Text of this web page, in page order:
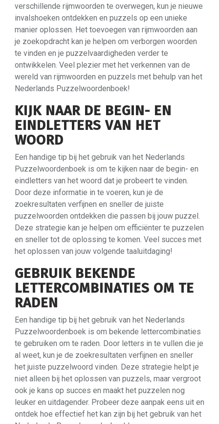
verschillende rijmwoorden te overwegen, kun je nieuwe
invalshoeken ontdekken en puzzels op een unieke
manier oplossen. Het toevoegen van rijmwoorden aan
je zoekopdracht kan je helpen om verborgen woorden
te vinden en je puzzelvaardigheden verder te
ontwikkelen. Veel plezier met het verkennen van de
wereld van rijmwoorden en puzzels met behulp van het
Nederlands Puzzelwoordenboek!
KIJK NAAR DE BEGIN- EN
EINDLETTERS VAN HET
WOORD
Een handige tip bij het gebruik van het Nederlands
Puzzelwoordenboek is om te kijken naar de begin- en
eindletters van het woord dat je probeert te vinden.
Door deze informatie in te voeren, kun je de
zoekresultaten verfijnen en sneller de juiste
puzzelwoorden ontdekken die passen bij jouw puzzel.
Deze strategie kan je helpen om efficiënter te puzzelen
en sneller tot de oplossing te komen. Veel succes met
het oplossen van jouw volgende taaluitdaging!
GEBRUIK BEKENDE
LETTERCOMBINATIES OM TE
RADEN
Een handige tip bij het gebruik van het Nederlands
Puzzelwoordenboek is om bekende lettercombinaties
te gebruiken om te raden. Door letters in te vullen die je
al weet, kun je de zoekresultaten verfijnen en sneller
het juiste puzzelwoord vinden. Deze strategie helpt je
niet alleen bij het oplossen van puzzels, maar vergroot
ook je kans op succes en maakt het puzzelen nog
leuker en uitdagender. Probeer deze aanpak eens uit en
ontdek hoe effectief het kan zijn bij het gebruik van het